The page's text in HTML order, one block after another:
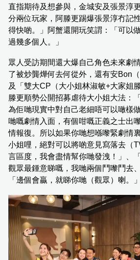
直指期待及想參與，金城安及張景淳
分兩位玩家，阿滕更踢爆張景淳冇記
得快啲。」阿蟹還開玩笑謂：「可以
過幾多個人。」
眾人受訪期間還大爆自己角色未來劇
了被炒龔燁何去何從外，還有安Bon
及「雙大CP（大小姐林淑敏+大家姐
滕更順勢公開招募虐待大小姐大法：
為佢哋現實中對自己老細唔可以噉樣
哋嘅劇情入面，有個咁嘅正義之士出
情報復。所以如果你哋想喺嚟緊劇情
小姐哩，絕對可以將啲意見寫落去（
言區度，我會盡情幫你哋發洩！」、
觀眾最鍾意睇嘅，我哋兩個鬥嚟鬥去
「邊個會贏，就睇你哋（觀眾）喇。」